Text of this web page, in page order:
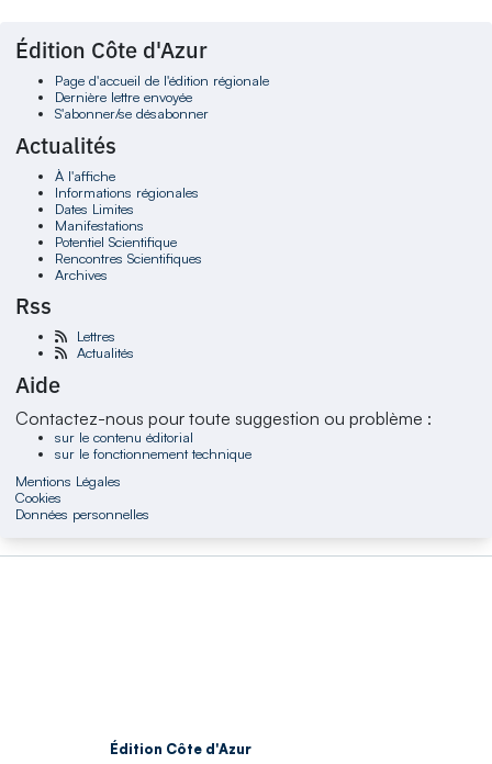
Édition Côte d'Azur
Page d'accueil de l'édition régionale
Dernière lettre envoyée
S'abonner/se désabonner
Actualités
À l'affiche
Informations régionales
Dates Limites
Manifestations
Potentiel Scientifique
Rencontres Scientifiques
Archives
Rss
Lettres
Actualités
Aide
Contactez-nous pour toute suggestion ou problème :
sur le contenu éditorial
sur le fonctionnement technique
Mentions Légales
Cookies
Données personnelles
Édition Côte d'Azur